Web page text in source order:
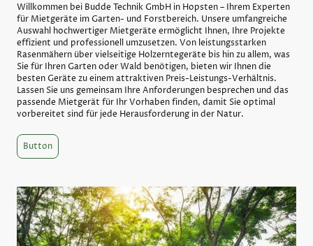
Willkommen bei Budde Technik GmbH in Hopsten – Ihrem Experten
für Mietgeräte im Garten- und Forstbereich. Unsere umfangreiche
Auswahl hochwertiger Mietgeräte ermöglicht Ihnen, Ihre Projekte
effizient und professionell umzusetzen. Von leistungsstarken
Rasenmähern über vielseitige Holzerntegeräte bis hin zu allem, was
Sie für Ihren Garten oder Wald benötigen, bieten wir Ihnen die
besten Geräte zu einem attraktiven Preis-Leistungs-Verhältnis.
Lassen Sie uns gemeinsam Ihre Anforderungen besprechen und das
passende Mietgerät für Ihr Vorhaben finden, damit Sie optimal
vorbereitet sind für jede Herausforderung in der Natur.
Button